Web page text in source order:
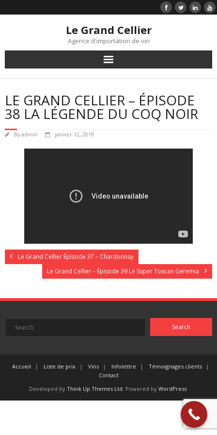
Le Grand Cellier
Agence d'importation de vin
Accueil
Liste de prix
LE GRAND CELLIER – ÉPISODE
38 LA LÉGENDE DU COQ NOIR
Byadmin janvier 12, 2019
Le Grand Cellier Épisode 37 – Chardonnay
Le Grand Cellier – Épisode 39 Le Super Toscan Geremia
Accueil Liste de prix Vins Infolettre
Témoignages clients
Contact
Developed by Think Up Themes Ltd . Powered by WordPress